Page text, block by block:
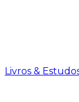
Livros &